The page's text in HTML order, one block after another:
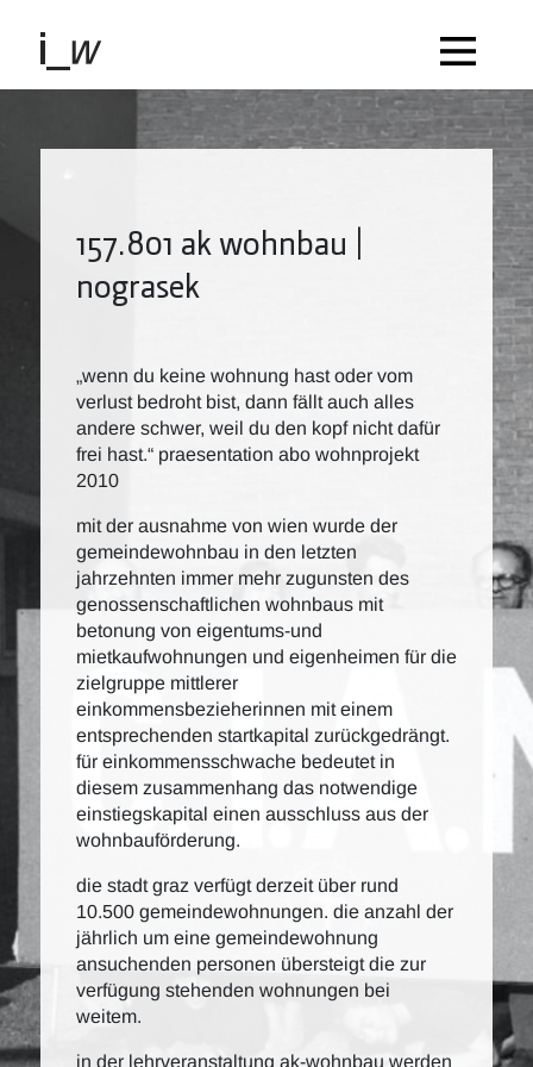
157.801 ak wohnbau |
nograsek
„wenn du keine wohnung hast oder vom
verlust bedroht bist, dann fällt auch alles
andere schwer, weil du den kopf nicht dafür
frei hast.“ praesentation abo wohnprojekt
2010
mit der ausnahme von wien wurde der
gemeindewohnbau in den letzten
jahrzehnten immer mehr zugunsten des
genossenschaftlichen wohnbaus mit
betonung von eigentums-und
mietkaufwohnungen und eigenheimen für die
zielgruppe mittlerer
einkommensbezieherinnen mit einem
entsprechenden startkapital zurückgedrängt.
für einkommensschwache bedeutet in
diesem zusammenhang das notwendige
einstiegskapital einen ausschluss aus der
wohnbauförderung.
die stadt graz verfügt derzeit über rund
10.500 gemeindewohnungen. die anzahl der
jährlich um eine gemeindewohnung
ansuchenden personen übersteigt die zur
verfügung stehenden wohnungen bei
weitem.
in der lehrveranstaltung ak-wohnbau werden